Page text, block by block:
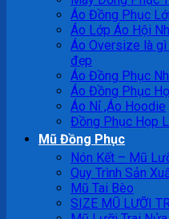
Áo Đồng Phục
Áo Lớp Áo Hội
Áo Oversize là gì
đẹp
Áo Đồng Phục
Áo Đồng Phục
Áo Nỉ ,Áo Hoodie
Đồng Phục Họp
Mũ Đồng Phục
Nón Kết – Mũ
Quy Trình Sản
Mũ Tai Bèo
SIZE MŨ LƯỠI